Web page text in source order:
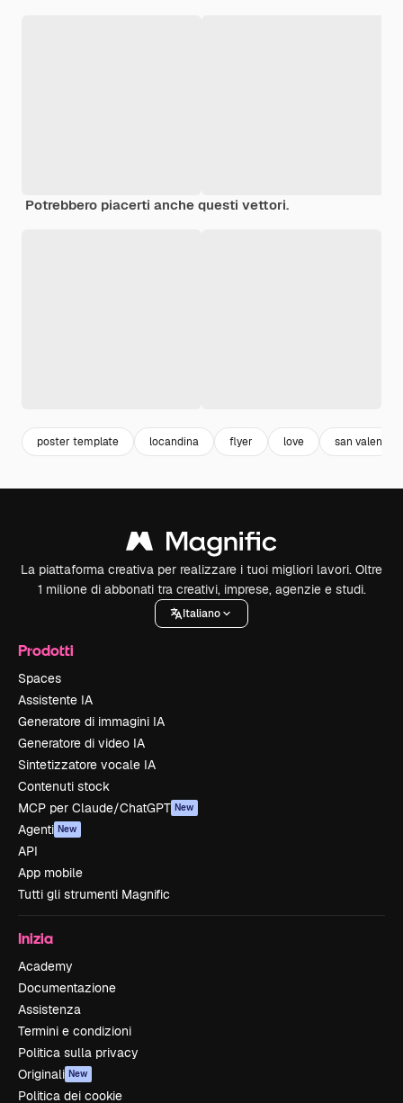
Potrebbero piacerti anche questi vettori.
poster template locandina flyer love san valentino
La piattaforma creativa per realizzare i tuoi migliori lavori. Oltre
1 milione di abbonati tra creativi, imprese, agenzie e studi.
Italiano
Prodotti
Spaces
Assistente IA
Generatore di immagini IA
Generatore di video IA
Sintetizzatore vocale IA
Contenuti stock
MCP per Claude/ChatGPT New
Agenti New
API
App mobile
Tutti gli strumenti Magnific
Inizia
Academy
Documentazione
Assistenza
Termini e condizioni
Politica sulla privacy
Originali New
Politica dei cookie